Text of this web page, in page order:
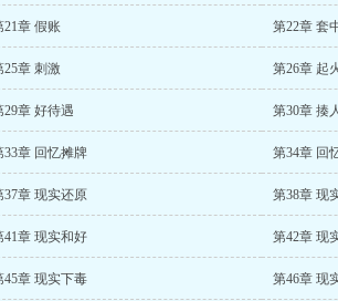
21章 假账 第22章 套
25章 刺激 第26章 起
29章 好待遇 第30章 揍
33章 回忆摊牌 第34章 回
37章 现实还原 第38章 现
41章 现实和好 第42章 现
45章 现实下毒 第46章 现